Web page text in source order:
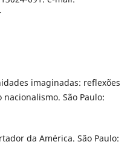
imaginadas: reflexões
São Paulo:
da América. São Paulo: